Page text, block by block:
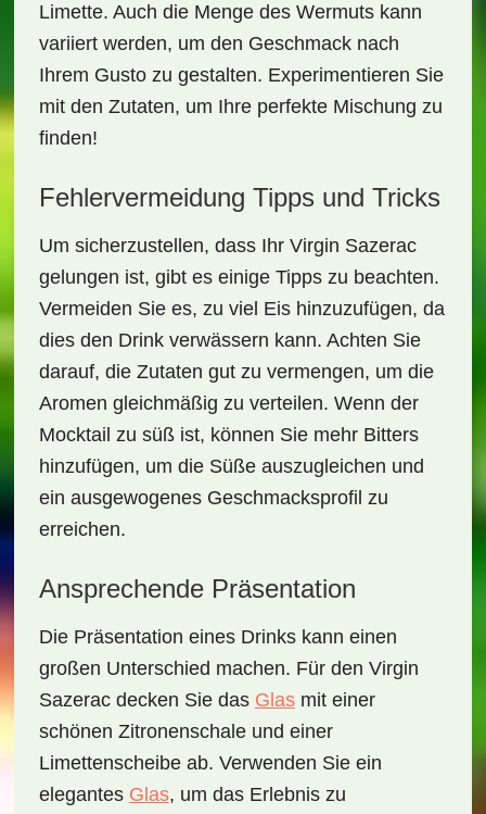
Limette. Auch die Menge des Wermuts kann
variiert werden, um den Geschmack nach
Ihrem Gusto zu gestalten. Experimentieren Sie
mit den Zutaten, um Ihre perfekte Mischung zu
finden!
Fehlervermeidung Tipps und Tricks
Um sicherzustellen, dass Ihr Virgin Sazerac
gelungen ist, gibt es einige Tipps zu beachten.
Vermeiden Sie es, zu viel Eis hinzuzufügen, da
dies den Drink verwässern kann. Achten Sie
darauf, die Zutaten gut zu vermengen, um die
Aromen gleichmäßig zu verteilen. Wenn der
Mocktail zu süß ist, können Sie mehr Bitters
hinzufügen, um die Süße auszugleichen und
ein ausgewogenes Geschmacksprofil zu
erreichen.
Ansprechende Präsentation
Die Präsentation eines Drinks kann einen
großen Unterschied machen. Für den Virgin
Sazerac decken Sie das Glasmit einer
schönen Zitronenschaleund einer
Limettenscheibe ab. Verwenden Sie ein
elegantes Glas, um das Erlebnis zu